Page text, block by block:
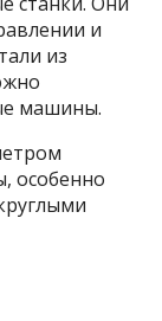
и
из
машины.
особенно